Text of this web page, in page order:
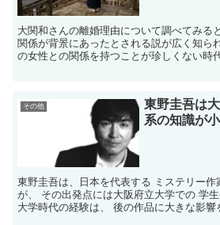
大関和さんの離婚理由について調べてみる
関係が背景にあったとされる説が広く知ら
の女性との関係を持つことが珍しくない時
その他
東野圭吾は
系の知識が
東野圭吾は、日本を代表する ミステリー作
が、 その出発点には大阪府立大学での 学
大学時代の経験は、 後の作品に大きな影響